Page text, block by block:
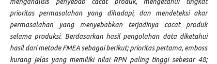
prioritas permasalahan yang dihadapi, dan mendeteksi akar
permasalahan yang menyebabkan terjadinya cacat produk
selama produksi. Berdasarkan hasil pengolahan data diketahui
hasil dari metode FMEA sebagai berikut; prioritas pertama, emboss
kurang jelas yang memiliki nilai RPN paling tinggi sebesar 48;